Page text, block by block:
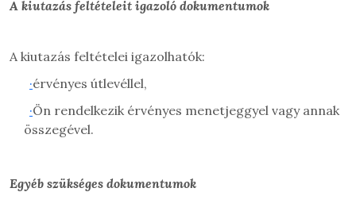
A kiutazás feltételeit igazoló dokumentumok
A kiutazás feltételei igazolhatók:
·érvényes útlevéllel,
·Ön rendelkezik érvényes menetjeggyel vagy annak
összegével.
Egyéb szükséges dokumentumok